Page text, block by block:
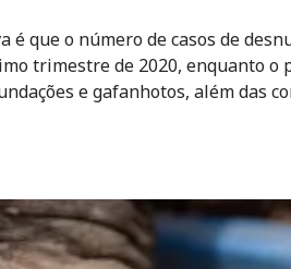
é que o número de casos de
trimestre de 2020, enquanto o
e gafanhotos, além das